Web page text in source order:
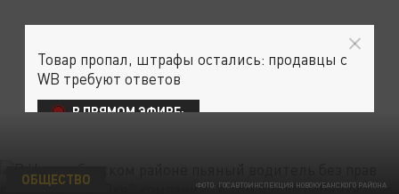
ФОТО: ГОСАВТОИНСПЕКЦИЯ НОВОКУБАНСКОГО РАЙОНА
ОБЩЕСТВО
Товар пропал, штрафы остались: продавцы с
WB требуют ответов
В ПРЯМОМ ЭФИРЕ: